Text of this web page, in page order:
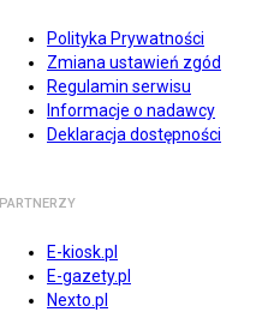
Polityka Prywatności
Zmiana ustawień zgód
Regulamin serwisu
Informacje o nadawcy
Deklaracja dostępności
PARTNERZY
E-kiosk.pl
E-gazety.pl
Nexto.pl